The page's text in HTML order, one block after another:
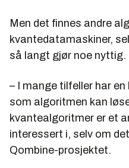
Men det finnes andre
kvantedatamaskiner,
så langt gjør noe nyttig.
– I mange tilfeller har
som algoritmen kan
kvantealgoritmer er et
interessert i, selv om
Qombine-prosjektet.